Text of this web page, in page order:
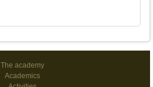
The academy
Academics